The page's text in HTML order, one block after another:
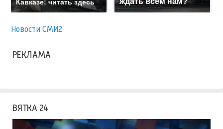
Кавказе: читать здесь
Новости СМИ2
РЕКЛАМА
ВЯТКА 24